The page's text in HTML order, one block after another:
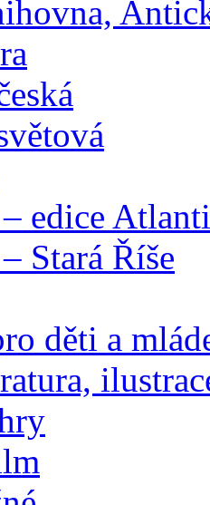
edice
Stará Říše
děti a